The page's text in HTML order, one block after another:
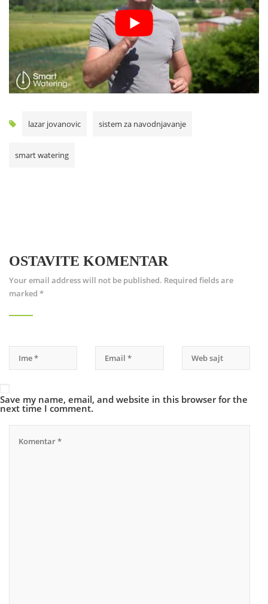
lazar jovanovic sistem za navodnjavanje
smart watering
OSTAVITE KOMENTAR
Your email address will not be published. Required fields are
marked *
Save my name, email, and website in this browser for the
next time I comment.